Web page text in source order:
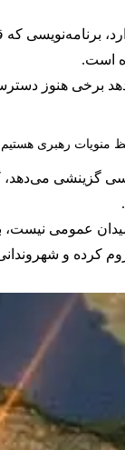
که
است.
برخی هنوز
منویات رهبری هستیم
گزینشی
عمومی
و شهروندانی را